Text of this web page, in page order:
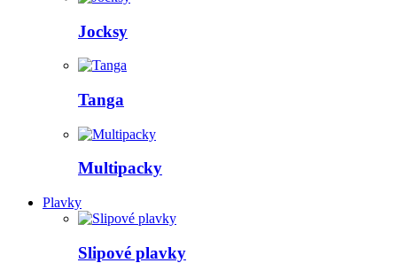
Jocksy
Tanga
Multipacky
Plavky
Slipové plavky